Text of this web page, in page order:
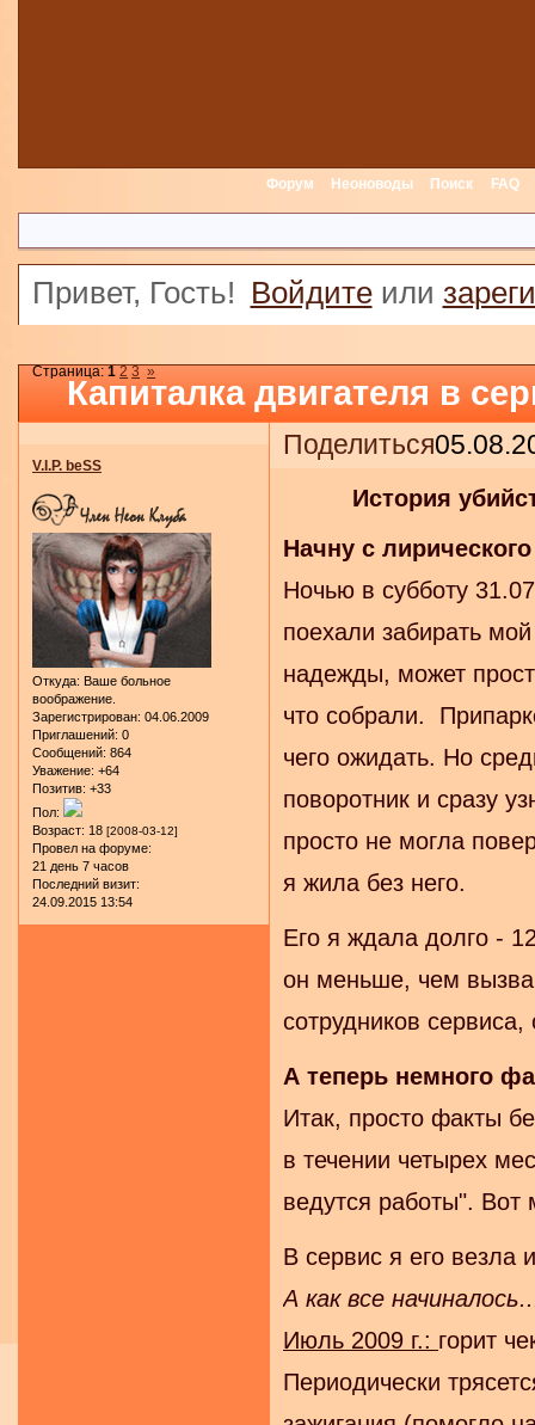
Форум Неоноводы Поиск FAQ
Привет, Гость! Войдитеили
Капиталка двигателя в
Страница:1 2 3 »
Поделиться
V.I.P. beSS
Откуда: Ваше больное
воображение.
Зарегистрирован: 04.06.2009
Приглашений: 0
Сообщений: 864
Уважение: +64
Позитив: +33
Пол:
Возраст: 18 [2008-03-12]
Провел на форуме:
21 день 7 часов
Последний визит:
24.09.2015 13:54
История
Начну с
Ночью в субботу
поехали забирать
надежды, может
что собрали.
чего ожидать. Но
поворотник и сразу
просто не могла
я жила без него.
Его я ждала долго -
он меньше, чем
сотрудников
А теперь немного
Итак, просто факты
в течении четырех
ведутся работы".
В сервис я его везла
А как все
Июль 2009 г.: горит
Периодически